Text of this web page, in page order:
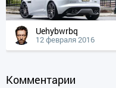
Uehybwrbq
12 февраля 2016
Комментарии